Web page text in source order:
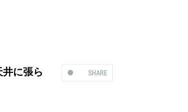
SHARE
に張ら